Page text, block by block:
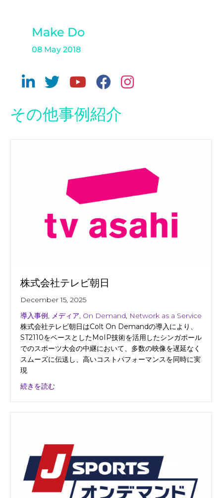
Make Do
08 May 2018
その他事例紹介
株式会社テレビ朝日
December 15, 2025
導入事例, メディア, On Demand, Network as a Service
株式会社テレビ朝日はColt On Demandの導入により、
ST2110をベースとしたMoIP技術を活用したシンガポール
でのスポーツ大会の中継において、多数の映像を遅延なく
スムーズに伝送し、高いコストパフォーマンスを同時に実
現
続きを読むabout 株式会社テレビ朝日